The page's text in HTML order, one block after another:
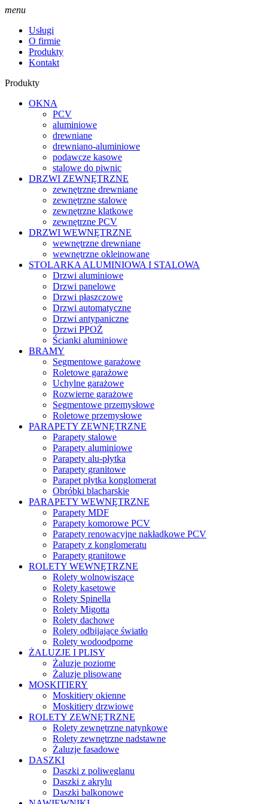
menu
Usługi
O firmie
Produkty
Kontakt
Produkty
OKNA
PCV
aluminiowe
drewniane
drewniano-aluminiowe
podawcze kasowe
stalowe do piwnic
DRZWI ZEWNĘTRZNE
zewnętrzne drewniane
zewnętrzne stalowe
zewnętrzne klatkowe
zewnętrzne PCV
DRZWI WEWNĘTRZNE
wewnętrzne drewniane
wewnętrzne okleinowane
STOLARKA ALUMINIOWA I STALOWA
Drzwi aluminiowe
Drzwi panelowe
Drzwi płaszczowe
Drzwi automatyczne
Drzwi antypaniczne
Drzwi PPOŻ
Ścianki aluminiowe
BRAMY
Segmentowe garażowe
Roletowe garażowe
Uchylne garażowe
Rozwierne garażowe
Segmentowe przemysłowe
Roletowe przemysłowe
PARAPETY ZEWNĘTRZNE
Parapety stalowe
Parapety aluminiowe
Parapety alu-płytka
Parapety granitowe
Parapet płytka konglomerat
Obróbki blacharskie
PARAPETY WEWNĘTRZNE
Parapety MDF
Parapety komorowe PCV
Parapety renowacyjne nakładkowe PCV
Parapety z konglomeratu
Parapety granitowe
ROLETY WEWNĘTRZNE
Rolety wolnowiszące
Rolety kasetowe
Rolety Spinella
Rolety Migotta
Rolety dachowe
Rolety odbijające światło
Rolety wodoodporne
ŻALUZJE I PLISY
Żaluzje poziome
Żaluzje plisowane
MOSKITIERY
Moskitiery okienne
Moskitiery drzwiowe
ROLETY ZEWNĘTRZNE
Rolety zewnętrzne natynkowe
Rolety zewnętrzne nadstawne
Żaluzje fasadowe
DASZKI
Daszki z poliwęglanu
Daszki z akrylu
Daszki balkonowe